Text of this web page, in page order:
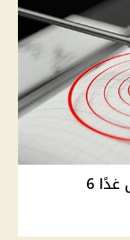
البحوث الفلكية تحسم مزاعم وقوع زلزال غدًا 6